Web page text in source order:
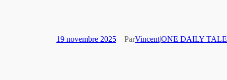
19 novembre 2025—ParVincent|ONE DAILY TALE